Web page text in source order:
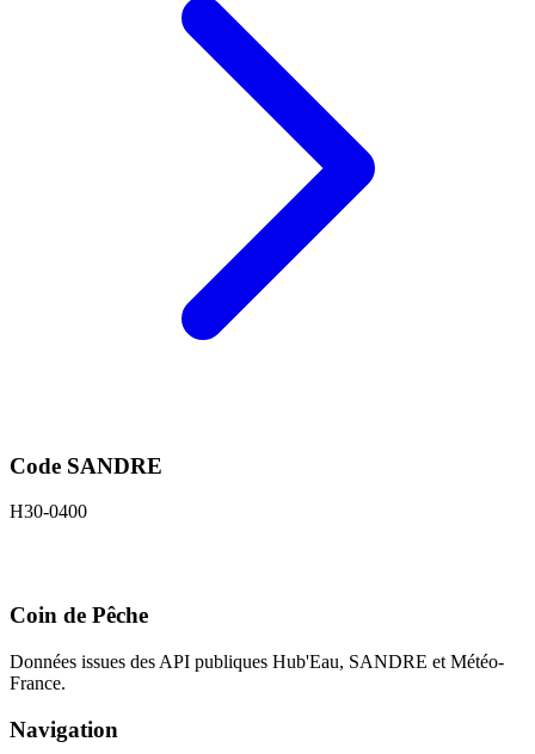
Code SANDRE
H30-0400
Coin de Pêche
Données issues des API publiques Hub'Eau, SANDRE et Météo-
France.
Navigation